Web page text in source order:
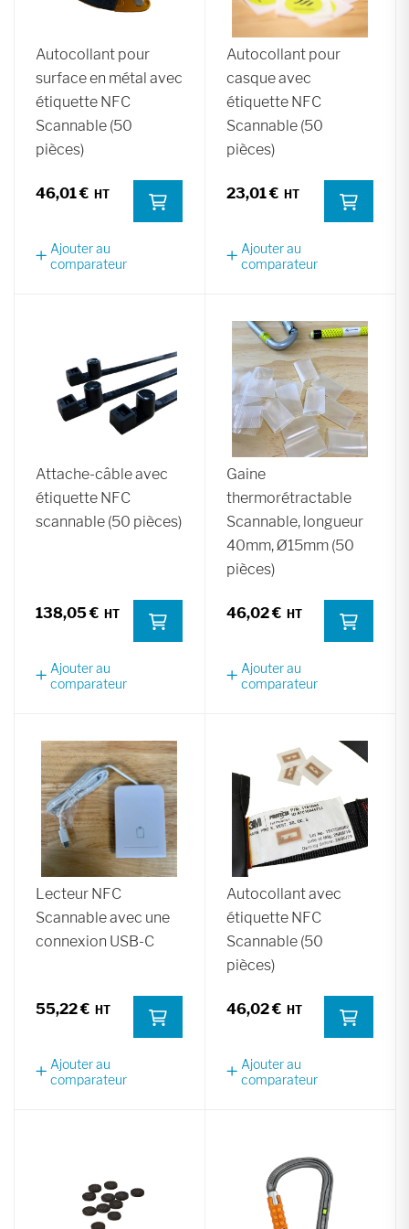
Autocollant pour
surface en métal avec
étiquette NFC
Scannable (50
pièces)
46,01 €
Ajouter au
comparateur
Autocollant pour
casque avec
étiquette NFC
Scannable (50
pièces)
23,01 €
Ajouter au
comparateur
Attache-câble avec
étiquette NFC
scannable (50 pièces)
138,05 €
Ajouter au
comparateur
Gaine
thermorétractable
Scannable, longueur
40mm, Ø15mm (50
pièces)
46,02 €
Ajouter au
comparateur
Lecteur NFC
Scannable avec une
connexion USB-C
55,22 €
Ajouter au
comparateur
Autocollant avec
étiquette NFC
Scannable (50
pièces)
46,02 €
Ajouter au
comparateur